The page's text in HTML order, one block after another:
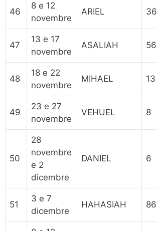
46
8 e 12
novembre
ARIEL 36
47
13 e 17
novembre
ASALIAH 56
48
18 e 22
novembre
MIHAEL 13
49
23 e 27
novembre
VEHUEL 8
50
28
novembre
e 2
dicembre
DANIEL 6
51
3 e 7
dicembre
HAHASIAH 86